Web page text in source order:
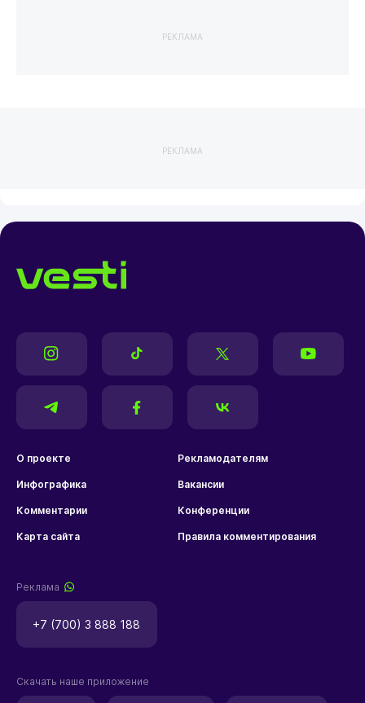
РЕКЛАМА
РЕКЛАМА
О проекте Рекламодателям
Инфографика Вакансии
Комментарии Конференции
Карта сайта Правила комментирования
Реклама
+7 (700) 3 888 188
Скачать наше приложение